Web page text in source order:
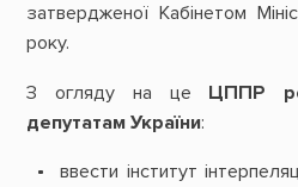
затвердженої Кабінетом
року.
З огляду на це ЦППР
депутатам України:
ввести інститут